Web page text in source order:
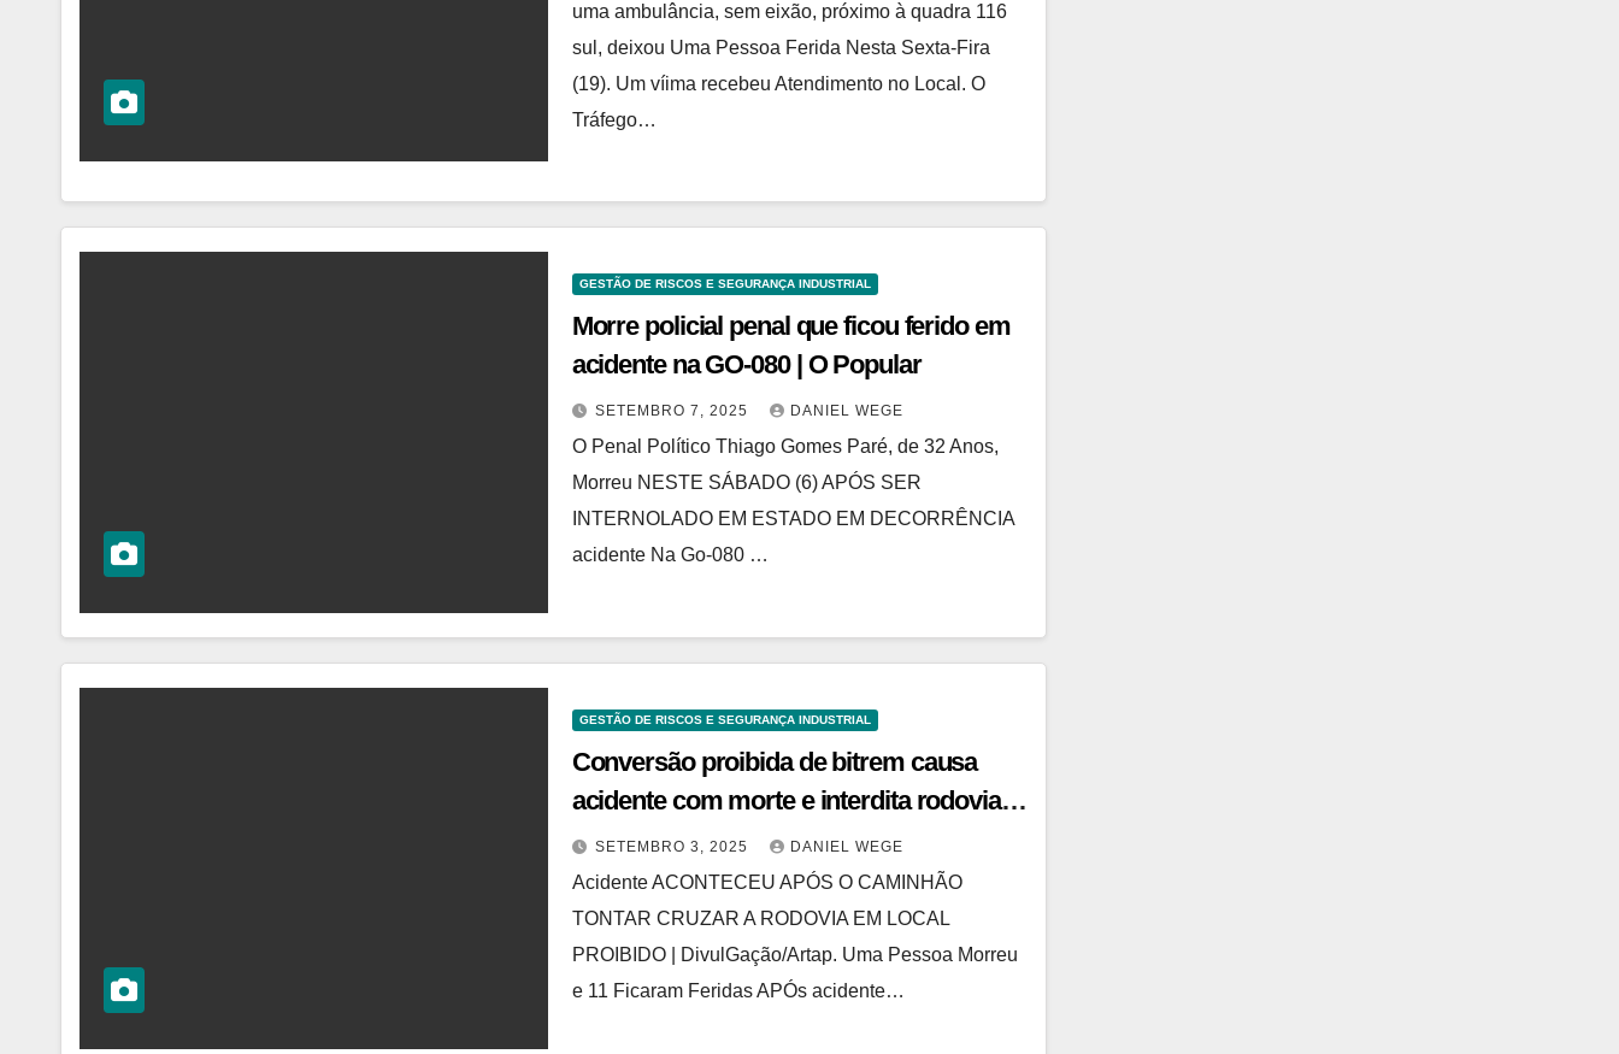
uma ambulância, sem eixão, próximo à quadra 116
sul, deixou Uma Pessoa Ferida Nesta Sexta-Fira
(19). Um víima recebeu Atendimento no Local. O
Tráfego…
GESTÃO DE RISCOS E SEGURANÇA INDUSTRIAL
Morre policial penal que ficou ferido em
acidente na GO-080 | O Popular
SETEMBRO 7, 2025 DANIEL WEGE
O Penal Político Thiago Gomes Paré, de 32 Anos,
Morreu NESTE SÁBADO (6) APÓS SER
INTERNOLADO EM ESTADO EM DECORRÊNCIA
acidente Na Go-080 …
GESTÃO DE RISCOS E SEGURANÇA INDUSTRIAL
Conversão proibida de bitrem causa
acidente com morte e interdita rodovia
paulista
SETEMBRO 3, 2025 DANIEL WEGE
Acidente ACONTECEU APÓS O CAMINHÃO
TONTAR CRUZAR A RODOVIA EM LOCAL
PROIBIDO | DivulGação/Artap. Uma Pessoa Morreu
e 11 Ficaram Feridas APÓs acidente…